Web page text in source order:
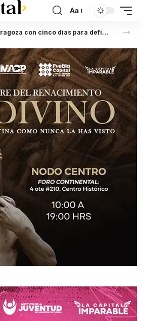
Aa
Academia Ignacio Zaragoza con cinco días para definir situación